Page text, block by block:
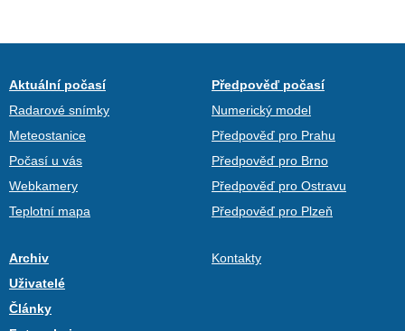
Aktuální počasí
Radarové snímky
Meteostanice
Počasí u vás
Webkamery
Teplotní mapa
Předpověď počasí
Numerický model
Předpověď pro Prahu
Předpověď pro Brno
Předpověď pro Ostravu
Předpověď pro Plzeň
Archiv
Uživatelé
Články
Kontakty